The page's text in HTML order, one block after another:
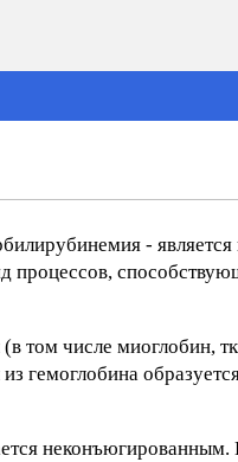
-
процессов,
том числе миоглобин,
гемоглобина